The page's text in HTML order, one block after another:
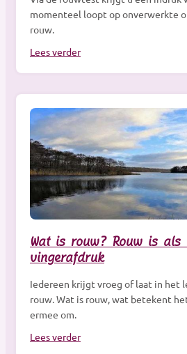
momenteel loopt op onverwerkte
rouw.
Lees verder
Wat is rouw? Rouw is als
vingerafdruk
Iedereen krijgt vroeg of laat in het
rouw. Wat is rouw, wat betekent
ermee om.
Lees verder